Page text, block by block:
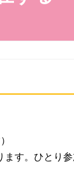
す。ひとり